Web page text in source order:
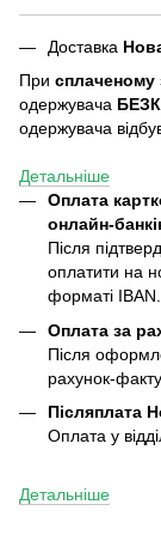
Доставка
При сплаченому
одержувача
одержувача
Детальніше
Оплата
онлайн-
Після
оплатити на
форматі IBAN.
Оплата за
Після
рахунок-
Післяплата
Оплата у
Детальніше